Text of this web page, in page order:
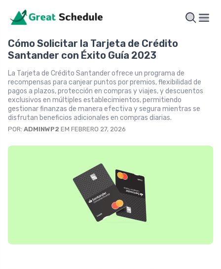
Cómo Solicitar la Tarjeta de Crédito
Santander con Éxito Guía 2023
La Tarjeta de Crédito Santander ofrece un programa de
recompensas para canjear puntos por premios, flexibilidad de
pagos a plazos, protección en compras y viajes, y descuentos
exclusivos en múltiples establecimientos, permitiendo
gestionar finanzas de manera efectiva y segura mientras se
disfrutan beneficios adicionales en compras diarias.
POR: ADMINWP2 EM FEBRERO 27, 2026